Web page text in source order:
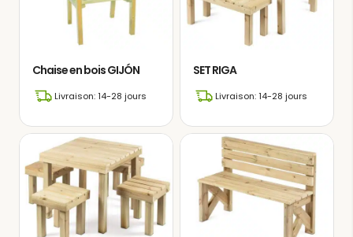
Chaise en bois GIJÓN
Livraison: 14-28 jours
SET RIGA
Livraison: 14-28 jours